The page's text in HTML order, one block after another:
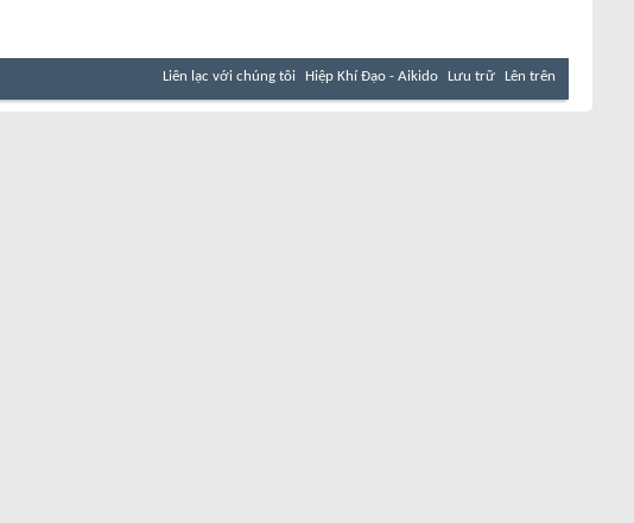
Liên lạc với chúng tôi Hiệp Khí Đạo - Aikido Lưu trữ Lên trên